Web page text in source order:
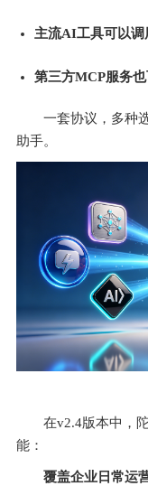
主流AI工具可以调
第三方MCP服务
一套协议，多种
助手。
在v2.4版本中，
能：
覆盖企业日常运